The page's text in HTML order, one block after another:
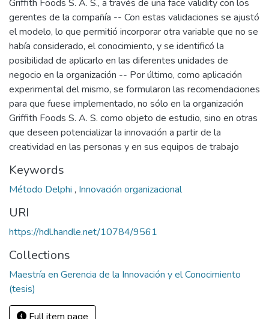
Griffith Foods S. A. S., a través de una face validity con los
gerentes de la compañía -- Con estas validaciones se ajustó
el modelo, lo que permitió incorporar otra variable que no se
había considerado, el conocimiento, y se identificó la
posibilidad de aplicarlo en las diferentes unidades de
negocio en la organización -- Por último, como aplicación
experimental del mismo, se formularon las recomendaciones
para que fuese implementado, no sólo en la organización
Griffith Foods S. A. S. como objeto de estudio, sino en otras
que deseen potencializar la innovación a partir de la
creatividad en las personas y en sus equipos de trabajo
Keywords
Método Delphi , Innovación organizacional
URI
https://hdl.handle.net/10784/9561
Collections
Maestría en Gerencia de la Innovación y el Conocimiento
(tesis)